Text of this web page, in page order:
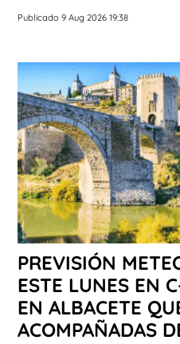
Publicado 9 Aug 2026 19:38
PREVISIÓN
ESTE LUNES EN
EN ALBACETE
ACOMPAÑADAS